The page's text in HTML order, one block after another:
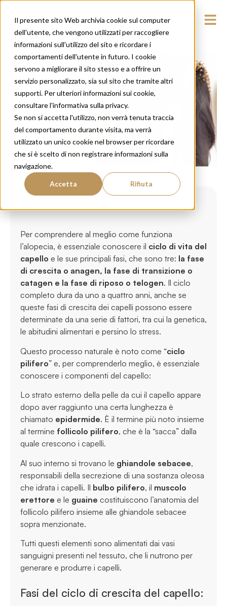
Il presente sito Web archivia cookie sul computer
dell'utente, che vengono utilizzati per raccogliere
informazioni sull'utilizzo del sito e ricordare i
comportamenti dell'utente in futuro. I cookie
servono a migliorare il sito stesso e a offrire un
servizio personalizzato, sia sul sito che tramite altri
supporti. Per ulteriori informazioni sui cookie,
consultare l'informativa sulla privacy.
Se non si accetta l'utilizzo, non verrà tenuta traccia
del comportamento durante visita, ma verrà
utilizzato un unico cookie nel browser per ricordare
che si è scelto di non registrare informazioni sulla
navigazione.
Accetta Rifiuta
Salute dei capelli
Per comprendere al meglio come funziona
l’alopecia, è essenziale conoscere il ciclo di vita del
capello e le sue principali fasi, che sono tre: la fase
di crescita o anagen, la fase di transizione o
catagen e la fase di riposo o telogen. Il ciclo
completo dura da uno a quattro anni, anche se
queste fasi di crescita dei capelli possono essere
determinate da una serie di fattori, tra cui la genetica,
le abitudini alimentari e persino lo stress.
Questo processo naturale è noto come “ciclo
pilifero” e, per comprenderlo meglio, è essenziale
conoscere i componenti del capello:
Lo strato esterno della pelle da cui il capello appare
dopo aver raggiunto una certa lunghezza è
chiamato epidermide. È il termine più noto insieme
al termine follicolo pilifero, che è la “sacca” dalla
quale crescono i capelli.
Al suo interno si trovano le ghiandole sebacee,
responsabili della secrezione di una sostanza oleosa
che idrata i capelli. Il bulbo pilifero, il muscolo
erettore e le guaine costituiscono l’anatomia del
follicolo pilifero insieme alle ghiandole sebacee
sopra menzionate.
Tutti questi elementi sono alimentati dai vasi
sanguigni presenti nel tessuto, che li nutrono per
generare e produrre i capelli.
Fasi del ciclo di crescita del capello: